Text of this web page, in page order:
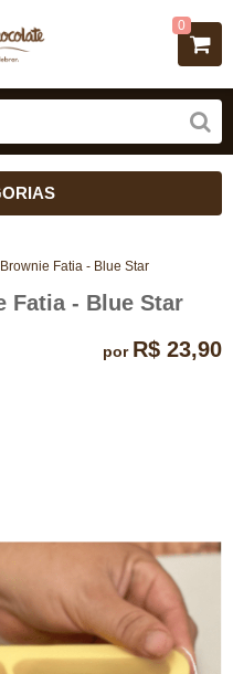
0
Fatia - Blue Star
Fatia - Blue Star
por R$ 23,90